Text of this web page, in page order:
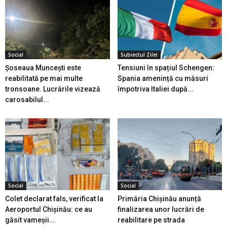
Social
Șoseaua Muncești este
reabilitată pe mai multe
tronsoane. Lucrările vizează
carosabilul...
Subiectul Zilei
Tensiuni în spațiul Schengen:
Spania amenință cu măsuri
împotriva Italiei după...
Social
Colet declarat fals, verificat la
Aeroportul Chișinău: ce au
găsit vameșii...
Social
Primăria Chișinău anunță
finalizarea unor lucrări de
reabilitare pe strada